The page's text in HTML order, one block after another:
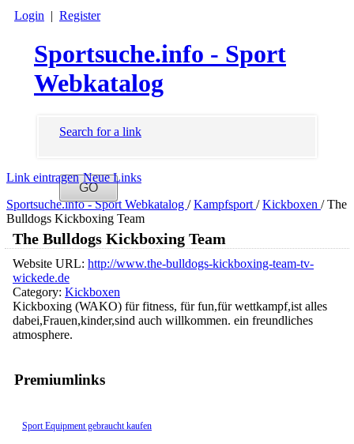
Login | Register
Sportsuche.info - Sport
Webkatalog
Search for a link
Link eintragen Neue Links
Sportsuche.info - Sport Webkatalog / Kampfsport/ Kickboxen / The
Bulldogs Kickboxing Team
Premiumlinks
Sport Equipment gebraucht kaufen
The Bulldogs Kickboxing Team
Website URL: http://www.the-bulldogs-kickboxing-team-tv-
wickede.de
Category: Kickboxen
Kickboxing (WAKO) für fitness, für fun,für wettkampf,ist alles
dabei,Frauen,kinder,sind auch willkommen. ein freundliches
atmosphere.